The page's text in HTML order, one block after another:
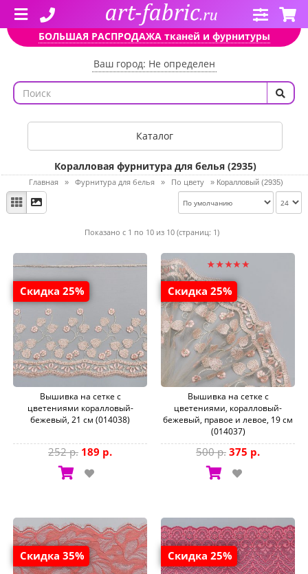
БОЛЬШАЯ РАСПРОДАЖА тканей и фурнитуры
Ваш город: Не определен
Каталог
Коралловая фурнитура для белья (2935)
Главная » Фурнитура для белья » По цвету » Коралловый (2935)
Показано с 1 по 10 из 10 (страниц: 1)
Скидка 25%
Вышивка на сетке с
цветениями коралловый-
бежевый, 21 см (014038)
252 р. 189 р.
Скидка 25%
Вышивка на сетке с
цветениями, коралловый-
бежевый, правое и левое, 19 см
(014037)
500 р. 375 р.
Скидка 35% Скидка 25%